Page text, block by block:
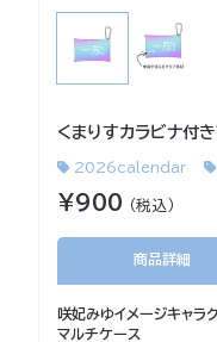
くまりすカラビナ付
2026calendar
¥900 （税込）
商品詳細
咲妃みゆイメージキャラ
マルチケース